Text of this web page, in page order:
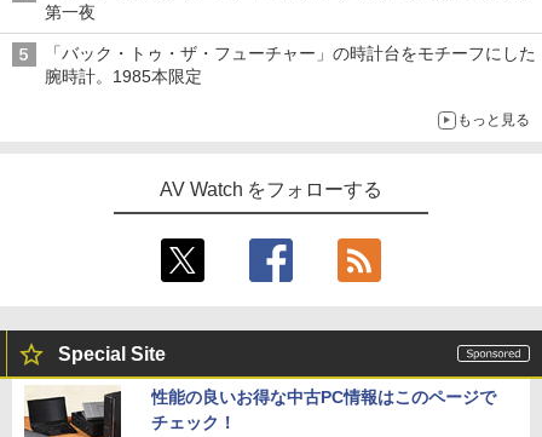
第一夜
「バック・トゥ・ザ・フューチャー」の時計台をモチーフにした
腕時計。1985本限定
もっと見る
AV Watch をフォローする
Special Site
性能の良いお得な中古PC情報はこのページで
チェック！